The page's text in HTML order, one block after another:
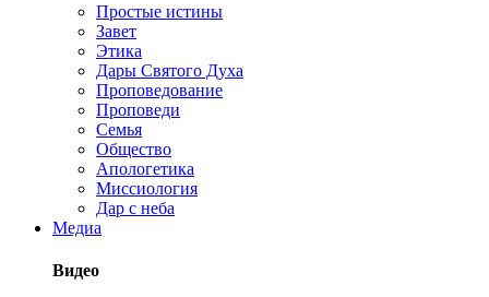
Простые истины
Завет
Этика
Дары Святого Духа
Проповедование
Проповеди
Семья
Общество
Апологетика
Миссиология
Дар с неба
Медиа
Видео